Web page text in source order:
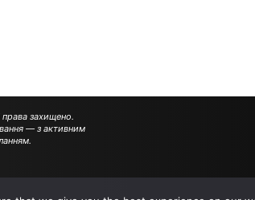
права захищено.
— з активним